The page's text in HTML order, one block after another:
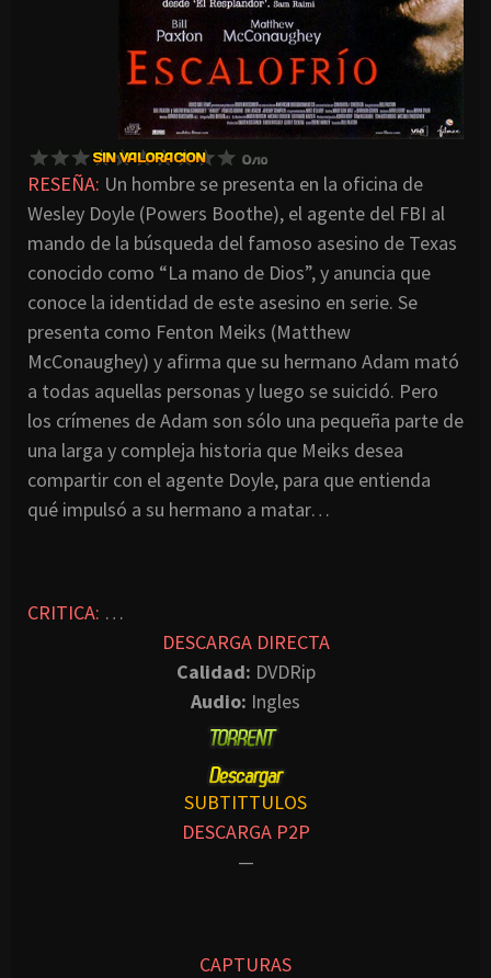
RESEÑA: Un hombre se presenta en la oficina de
Wesley Doyle (Powers Boothe), el agente del FBI al
mando de la búsqueda del famoso asesino de Texas
conocido como “La mano de Dios”, y anuncia que
conoce la identidad de este asesino en serie. Se
presenta como Fenton Meiks (Matthew
McConaughey) y afirma que su hermano Adam mató
a todas aquellas personas y luego se suicidó. Pero
los crímenes de Adam son sólo una pequeña parte de
una larga y compleja historia que Meiks desea
compartir con el agente Doyle, para que entienda
qué impulsó a su hermano a matar…
CRITICA: …
DESCARGA DIRECTA
Calidad: DVDRip
Audio: Ingles
SUBTITTULOS
DESCARGA P2P
—
CAPTURAS